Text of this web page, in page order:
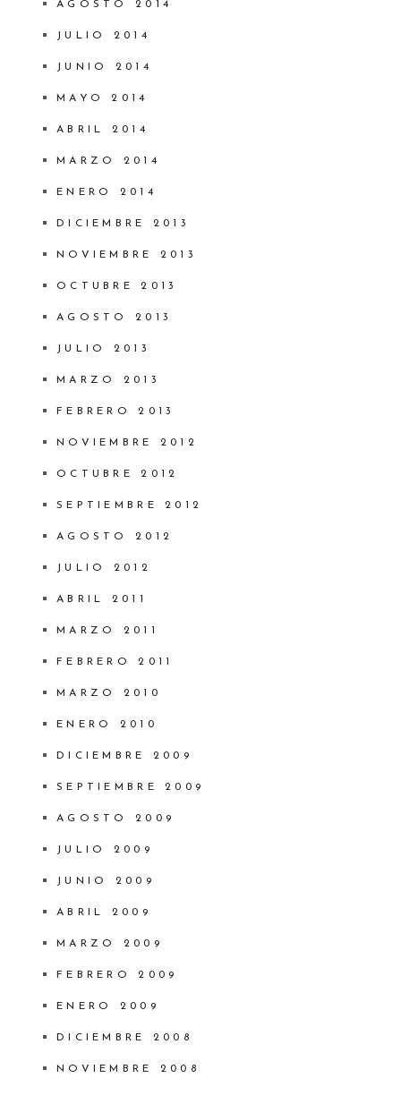
AGOSTO 2014
JULIO 2014
JUNIO 2014
MAYO 2014
ABRIL 2014
MARZO 2014
ENERO 2014
DICIEMBRE 2013
NOVIEMBRE 2013
OCTUBRE 2013
AGOSTO 2013
JULIO 2013
MARZO 2013
FEBRERO 2013
NOVIEMBRE 2012
OCTUBRE 2012
SEPTIEMBRE 2012
AGOSTO 2012
JULIO 2012
ABRIL 2011
MARZO 2011
FEBRERO 2011
MARZO 2010
ENERO 2010
DICIEMBRE 2009
SEPTIEMBRE 2009
AGOSTO 2009
JULIO 2009
JUNIO 2009
ABRIL 2009
MARZO 2009
FEBRERO 2009
ENERO 2009
DICIEMBRE 2008
NOVIEMBRE 2008